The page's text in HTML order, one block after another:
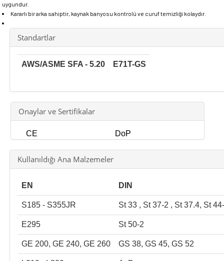
uygundur.
Kararlı bir arka sahiptir, kaynak banyosu kontrolü ve curuf temizliği kolaydır.
Standartlar
AWS/ASME SFA - 5.20 E71T-GS
Onaylar ve Sertifikalar
CE DoP
Kullanıldığı Ana Malzemeler
EN DIN
S185 - S355JR St 33 , St 37-2 , St 37.4, St
E295 St 50-2
GE 200, GE 240, GE 260 GS 38, GS 45, GS 52